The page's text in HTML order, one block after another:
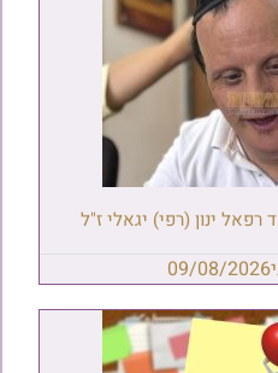
ינון (רפי) יגאלי ז"ל
09/08/2026